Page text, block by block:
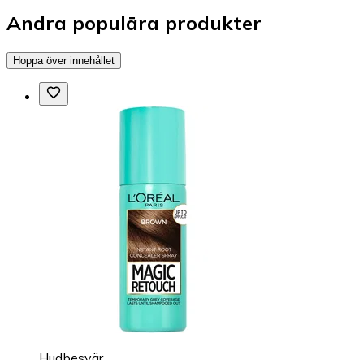
Andra populära produkter
Hoppa över innehållet